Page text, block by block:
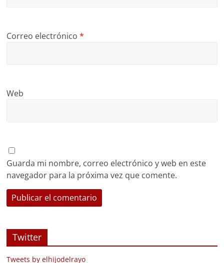
Correo electrónico*
Web
Guarda mi nombre, correo electrónico y web en este
navegador para la próxima vez que comente.
Twitter
Tweets by elhijodelrayo